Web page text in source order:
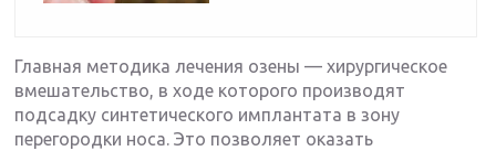
Главная методика лечения озены — хирургическое
вмешательство, в ходе которого производят
подсадку синтетического имплантата в зону
перегородки носа. Это позволяет оказать